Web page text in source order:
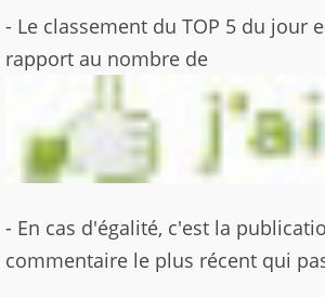
- Le classement du TOP 5 du jour
rapport au nombre de
- En cas d'égalité, c'est la
commentaire le plus récent qui